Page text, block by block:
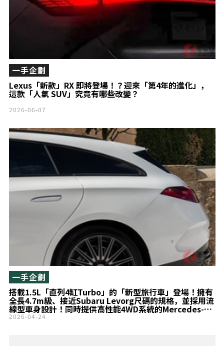
Lexus「新款」RX 即將登場！？迎來「第4年的進化」，
這款「人氣 SUV」究竟有哪些改變？
一手企劃
2026-06-07
搭載1.5L「直列4缸Turbo」的「新型旅行車」登場！擁有
全長4.7m級、接近Subaru Levorg尺碼的規格，並採用流
線型車身設計！同時提供高性能4WD系統的Mercedes-
Benz「CLA Shooting Brake」德國版本究竟是什麼樣的
一手企劃
2026-04-24